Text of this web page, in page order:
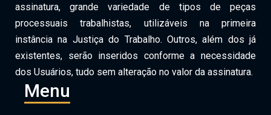
assinatura, grande variedade de tipos de peças
processuais trabalhistas, utilizáveis na primeira
instância na Justiça do Trabalho. Outros, além dos já
existentes, serão inseridos conforme a necessidade
dos Usuários, tudo sem alteração no valor da assinatura.
Menu